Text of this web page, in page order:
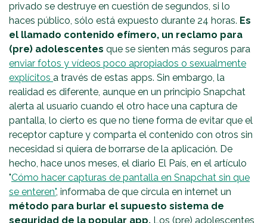
privado se destruye en cuestión de segundos, si lo
haces público, sólo está expuesto durante 24 horas. Es
el llamado contenido efímero, un reclamo para
(pre) adolescentes que se sienten más seguros para
enviar fotos y vídeos poco apropiados o sexualmente
explícitos a través de estas apps. Sin embargo, la
realidad es diferente, aunque en un principio Snapchat
alerta al usuario cuando el otro hace una captura de
pantalla, lo cierto es que no tiene forma de evitar que el
receptor capture y comparta el contenido con otros sin
necesidad si quiera de borrarse de la aplicación. De
hecho, hace unos meses, el diario El País, en el artículo
"Cómo hacer capturas de pantalla en Snapchat sin que
se enteren", informaba de que circula en internet un
método para burlar el supuesto sistema de
seguridad de la popular app. Los (pre) adolescentes